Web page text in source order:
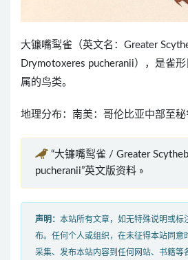
大镰嘴䴕雀（英文名：Greater
Drymotoxeres pucheranii），是雀
属的鸟类。
地理分布：南美：哥伦比亚中部至秘
“大镰嘴䴕雀 / Greater
pucheranii”英文版资料 »
声明： 本站所有文章，如无特殊说明或标
布。任何个人或组织，在未征得本站同意
采集、发布本站内容到任何网站、书籍等